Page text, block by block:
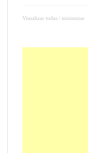
Visualizar todas / minimizar